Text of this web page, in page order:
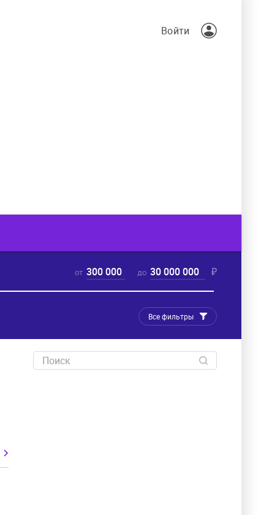
Войти
от 300 000 до 30 000 000 ₽
Все фильтры